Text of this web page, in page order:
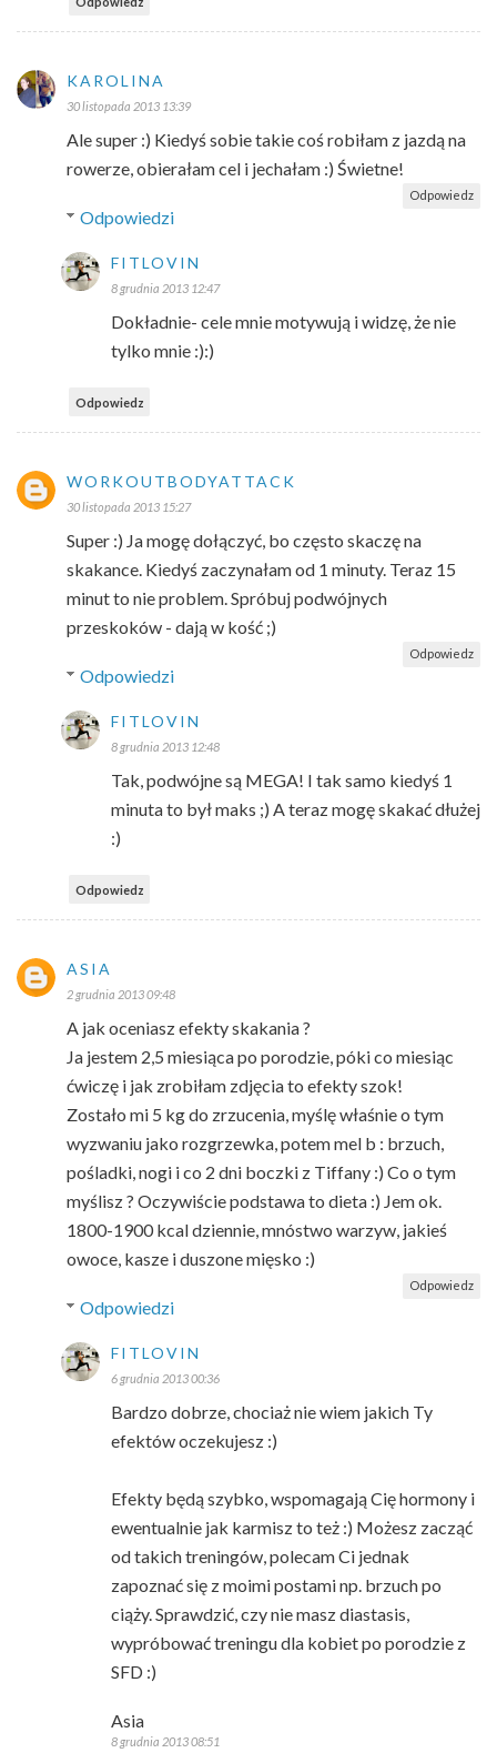
KAROLINA
30 listopada 2013 13:39
Ale super :) Kiedyś sobie takie coś robiłam z jazdą na
rowerze, obierałam cel i jechałam :) Świetne!
Odpowiedz
Odpowiedzi
FITLOVIN
8 grudnia 2013 12:47
Dokładnie- cele mnie motywują i widzę, że nie
tylko mnie :):)
Odpowiedz
WORKOUTBODYATTACK
30 listopada 2013 15:27
Super :) Ja mogę dołączyć, bo często skaczę na
skakance. Kiedyś zaczynałam od 1 minuty. Teraz 15
minut to nie problem. Spróbuj podwójnych
przeskoków - dają w kość ;)
Odpowiedz
Odpowiedzi
FITLOVIN
8 grudnia 2013 12:48
Tak, podwójne są MEGA! I tak samo kiedyś 1
minuta to był maks ;) A teraz mogę skakać dłużej
:)
Odpowiedz
ASIA
2 grudnia 2013 09:48
A jak oceniasz efekty skakania ?
Ja jestem 2,5 miesiąca po porodzie, póki co miesiąc
ćwiczę i jak zrobiłam zdjęcia to efekty szok!
Zostało mi 5 kg do zrzucenia, myślę właśnie o tym
wyzwaniu jako rozgrzewka, potem mel b : brzuch,
pośladki, nogi i co 2 dni boczki z Tiffany :) Co o tym
myślisz ? Oczywiście podstawa to dieta :) Jem ok.
1800-1900 kcal dziennie, mnóstwo warzyw, jakieś
owoce, kasze i duszone mięsko :)
Odpowiedz
Odpowiedzi
FITLOVIN
6 grudnia 2013 00:36
Bardzo dobrze, chociaż nie wiem jakich Ty
efektów oczekujesz :)
Efekty będą szybko, wspomagają Cię hormony i
ewentualnie jak karmisz to też :) Możesz zacząć
od takich treningów, polecam Ci jednak
zapoznać się z moimi postami np. brzuch po
ciąży. Sprawdzić, czy nie masz diastasis,
wypróbować treningu dla kobiet po porodzie z
SFD :)
Asia
8 grudnia 2013 08:51